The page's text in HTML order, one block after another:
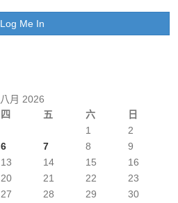
八月 2026
四 五 六 日
1
2
6 7 8
9
13 14 15
16
20 21 22
23
27 28 29
30